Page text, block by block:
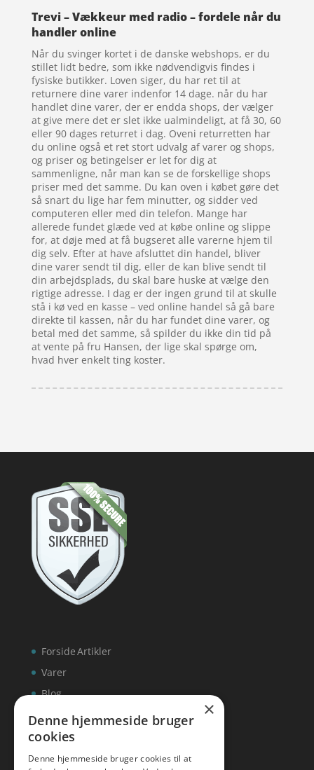
Trevi – Vækkeur med radio – fordele når du
handler online
Når du svinger kortet i de danske webshops, er du
stillet lidt bedre, som ikke nødvendigvis findes i
fysiske butikker. Loven siger, du har ret til at
returnere dine varer indenfor 14 dage. når du har
handlet dine varer, der er endda shops, der vælger
at give mere det er slet ikke ualmindeligt, at få 30, 60
eller 90 dages returret i dag. Oveni returretten har
du online også et ret stort udvalg af varer og shops,
og priser og betingelser er let for dig at
sammenligne, når man kan se de forskellige shops
priser med det samme. Du kan oven i købet gøre det
så snart du lige har fem minutter, og sidder ved
computeren eller med din telefon. Mange har
allerede fundet glæde ved at købe online og slippe
for, at døje med at få bugseret alle varerne hjem til
dig selv. Efter at have afsluttet din handel, bliver
dine varer sendt til dig, eller de kan blive sendt til
din arbejdsplads, du skal bare huske at vælge den
rigtige adresse. I dag er der ingen grund til at skulle
stå i kø ved en kasse – ved online handel så gå bare
direkte til kassen, når du har fundet dine varer, og
betal med det samme, så spilder du ikke din tid på
at vente på fru Hansen, der lige skal spørge om,
hvad hver enkelt ting koster.
Forside
Varer
Blog
Kontakt
Artikler
×
Denne hjemmeside bruger
cookies
Denne hjemmeside bruger cookies til at